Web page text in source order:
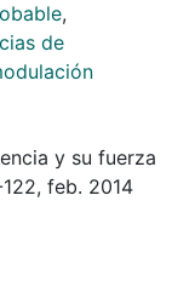
,
de
y su fuerza
feb. 2014